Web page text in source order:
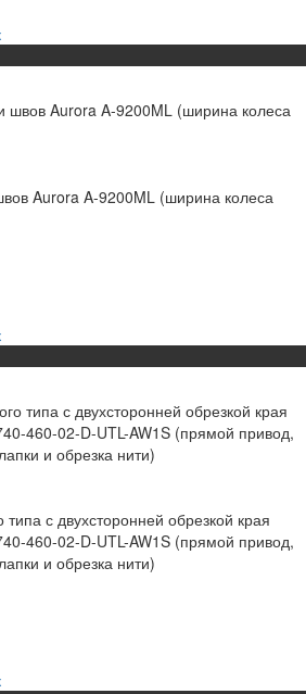
Aurora A-9200ML (ширина колеса
с двухсторонней обрезкой края
460-02-D-UTL-AW1S (прямой привод,
и обрезка нити)